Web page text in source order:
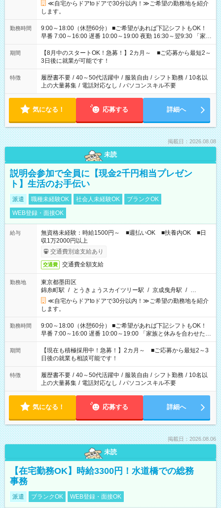
≪自宅からドアtoドアで30分以内！≫ご希望の勤務地を紹介
します。
勤務時間
9:00～18:00（休憩60分） ■ご希望があれば下記シフトもOK！
早番 7:00～16:00 遅番 10:00～19:00 夜勤 16:30～翌9:30 「家族
と休みを合わせたい」 「余裕を持って夕飯の準備がしたい」
「できれば残業はしたくない」 など、ご希望を教えてください
ね。 ※Wワーク希望の方へ 今ご覧のお仕事で希望する勤務時間
と、もう1つのお仕事の勤務時間。 合計で週40時間を超える場
合は応募できません。
期間
【8月中のスタートOK！急募！】2カ月～ ■ご応募から最短2～
3日後に就業が可能です！
特徴 履歴書不要 / 40～50代活躍中 / 服装自由 / シフト勤務 / 10名以
上の大量募集 / 電話対応なし / パソコンスキル不要
気になる！ 応募する 詳細へ
掲載日：2026.08.08
未読
説明会参加で全員に【現金2千円相当プレゼン
ト】生活のお手伝い
派遣 職種未経験OK 社会人未経験OK
ブランクOK
WEB登録・面接OK
給与
無資格未経験：時給1500円～ ■週払いOK ■扶養内OK ■日
収1万2000円以上
交通費別途支給あり
交通費 交通費全額支給
勤務地
東京都墨田区
錦糸町駅 / とうきょうスカイツリー駅 / 京成曳舟駅 / …
≪自宅からドアtoドアで30分以内！≫ご希望の勤務地を紹介
します。
勤務時間
9:00～18:00（休憩60分） ■ご希望があれば下記シフトもOK！
早番 7:00～16:00 遅番 10:00～19:00 「家族と休みを合わせた
い」 「余裕を持って夕飯の準備がしたい」 「できれば残業はし
たくない」 など、ご希望を教えてくださいね。 ※Wワーク希望
の方へ 今ご覧のお仕事で希望する勤務時間と、もう1つのお仕事
の勤務時間。 合計で週40時間を超える場合は応募できません。
期間
【現在も積極採用中！急募！】2カ月～ ■ご応募から最短2～3
日後の就業も相談可能です！
特徴 履歴書不要 / 40～50代活躍中 / 服装自由 / シフト勤務 / 10名以
上の大量募集 / 電話対応なし / パソコンスキル不要
気になる！ 応募する 詳細へ
掲載日：2026.08.06
未読
【在宅勤務OK】時給3300円！水道橋での総務
事務
派遣 ブランクOK WEB登録・面接OK